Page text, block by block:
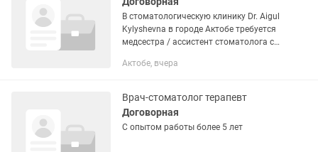
В стоматологическую клинику Dr. Aigul
Kylyshevna в городе Актобе требуется
медсестра / ассистент стоматолога с
профессиональный коллектив,
Актобе, вчера
Врач-стоматолог терапевт
Договорная
С опытом работы более 5 лет